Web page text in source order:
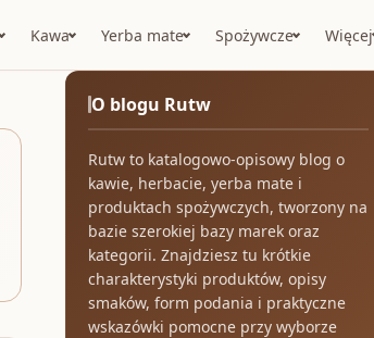
Kawa Yerba mate Spożywcze Więcej
O blogu Rutw
Rutw to katalogowo-opisowy blog o
kawie, herbacie, yerba mate i
produktach spożywczych, tworzony na
bazie szerokiej bazy marek oraz
kategorii. Znajdziesz tu krótkie
charakterystyki produktów, opisy
smaków, form podania i praktyczne
wskazówki pomocne przy wyborze